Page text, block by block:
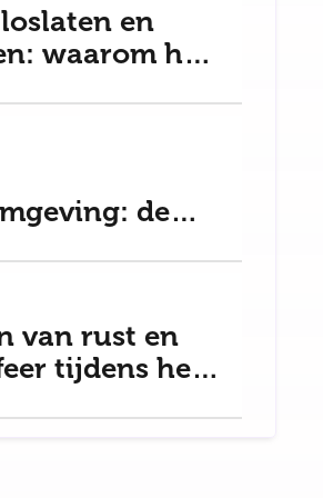
en
waarom het
de
van rust en
tijdens het